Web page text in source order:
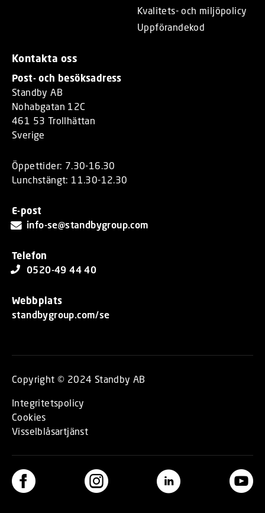
Kvalitets- och miljöpolicy
Uppförandekod
Kontakta oss
Post- och besöksadress
Standby AB
Nohabgatan 12C
461 53 Trollhättan
Sverige
Öppettider: 7.30-16.30
Lunchstängt: 11.30-12.30
E-post
info-se@standbygroup.com
Telefon
0520-49 44 40
Webbplats
standbygroup.com/se
Copyright © 2024 Standby AB
Integritetspolicy
Cookies
Visselblåsartjänst